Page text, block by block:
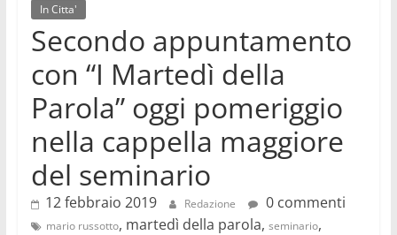
In Citta'
Secondo appuntamento
con “I Martedì della
Parola” oggi pomeriggio
nella cappella maggiore
del seminario
12 febbraio 2019 Redazione 0 commenti
mario russotto, martedì della parola, seminario,